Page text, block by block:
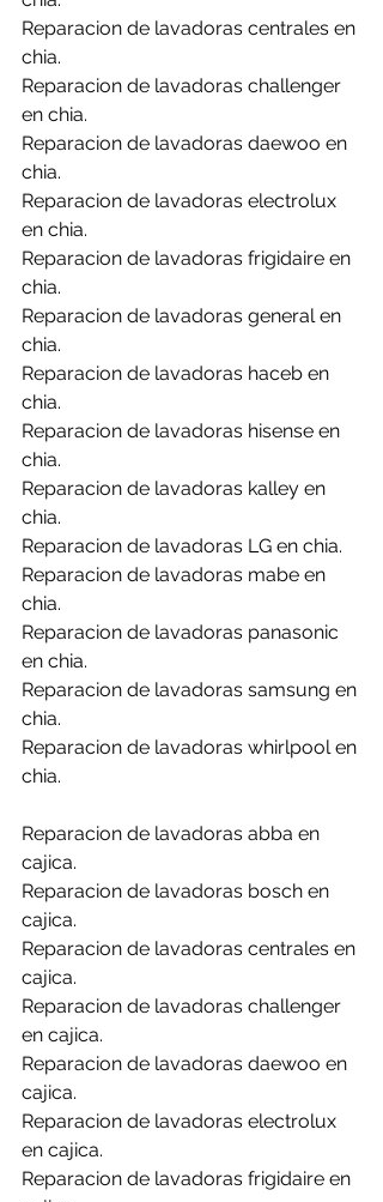
Reparacion de lavadoras centrales en
chia.
Reparacion de lavadoras challenger
en chia.
Reparacion de lavadoras daewoo en
chia.
Reparacion de lavadoras electrolux
en chia.
Reparacion de lavadoras frigidaire en
chia.
Reparacion de lavadoras general en
chia.
Reparacion de lavadoras haceb en
chia.
Reparacion de lavadoras hisense en
chia.
Reparacion de lavadoras kalley en
chia.
Reparacion de lavadoras LG en chia.
Reparacion de lavadoras mabe en
chia.
Reparacion de lavadoras panasonic
en chia.
Reparacion de lavadoras samsung en
chia.
Reparacion de lavadoras whirlpool en
chia.
Reparacion de lavadoras abba en
cajica.
Reparacion de lavadoras bosch en
cajica.
Reparacion de lavadoras centrales en
cajica.
Reparacion de lavadoras challenger
en cajica.
Reparacion de lavadoras daewoo en
cajica.
Reparacion de lavadoras electrolux
en cajica.
Reparacion de lavadoras frigidaire en